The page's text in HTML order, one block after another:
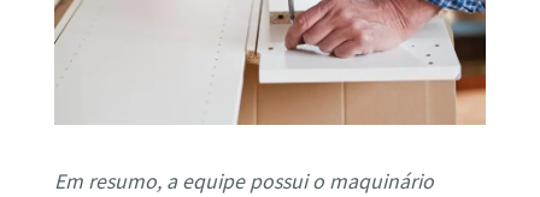
Em resumo, a equipe possui o maquinário